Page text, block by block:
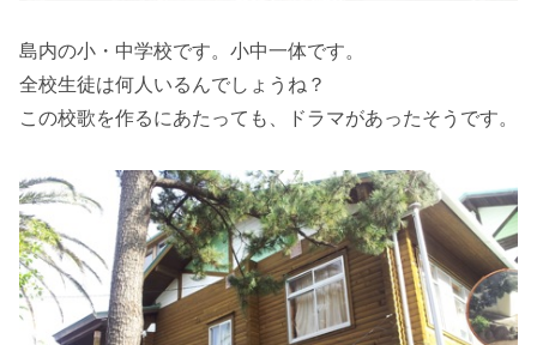
島内の小・中学校です。小中一体です。
全校生徒は何人いるんでしょうね？
この校歌を作るにあたっても、ドラマがあったそうです。